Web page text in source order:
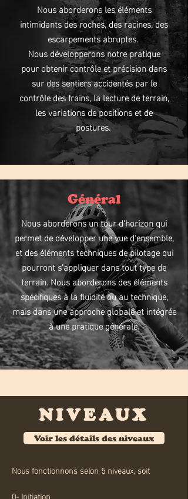
Nous aborderons les éléments
intimidants des roches, des racines, des
escarpements abruptes.
Nous développerons notre pratique
pour obtenir contrôle et précision dans
sur des sentiers accidentés par le
contrôle des frains, la lecture de terrain,
les variations de positions et de
postures.
Général
Nous aborderons un tour d'horizon qui
permet de développer une vue d'ensemble,
et des éléments techniques de pilotage qui
pourront s'appliquer dans tout type de
terrain. Nous aborderons des éléments
spécifiques à la fluidité ou au technique,
mais dans une approche globale et intégrée
à une pratique générale.
NIVEAUX
Voir les détails des niveaux
Nous fonctionnons selon 5 niveaux, soit
0- Initiation